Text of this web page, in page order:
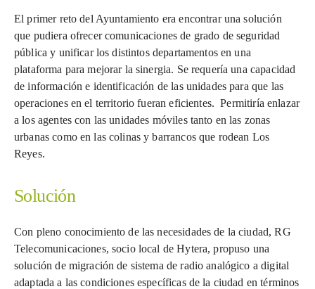
El primer reto del Ayuntamiento era encontrar una solución
que pudiera ofrecer comunicaciones de grado de seguridad
pública y unificar los distintos departamentos en una
plataforma para mejorar la sinergia. Se requería una capacidad
de información e identificación de las unidades para que las
operaciones en el territorio fueran eficientes. Permitiría enlazar
a los agentes con las unidades móviles tanto en las zonas
urbanas como en las colinas y barrancos que rodean Los
Reyes.
Solución
Con pleno conocimiento de las necesidades de la ciudad, RG
Telecomunicaciones, socio local de Hytera, propuso una
solución de migración de sistema de radio analógico a digital
adaptada a las condiciones específicas de la ciudad en términos